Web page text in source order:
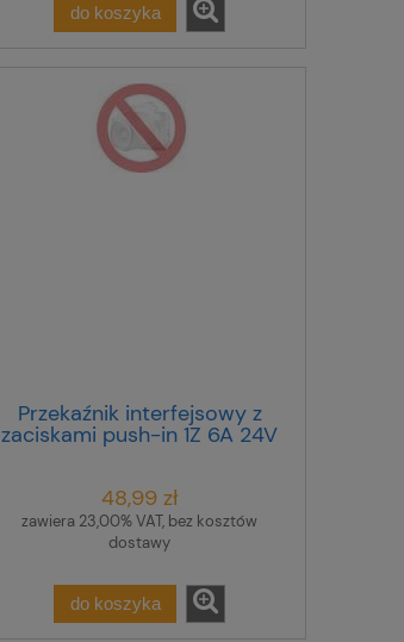
do koszyka
Przekaźnik interfejsowy z
zaciskami push-in 1Z 6A 24V
DC RIF-0-RPT-24DC/ 1
48,99 zł
zawiera 23,00% VAT, bez kosztów
dostawy
do koszyka